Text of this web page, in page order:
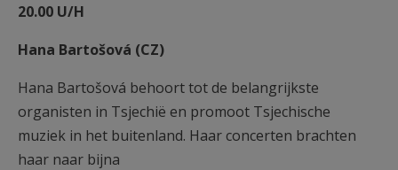
20.00 U/H
Hana Bartošová (CZ)
Hana Bartošová behoort tot de belangrijkste
organisten in Tsjechië en promoot Tsjechische
muziek in het buitenland. Haar concerten brachten
haar naar bijna